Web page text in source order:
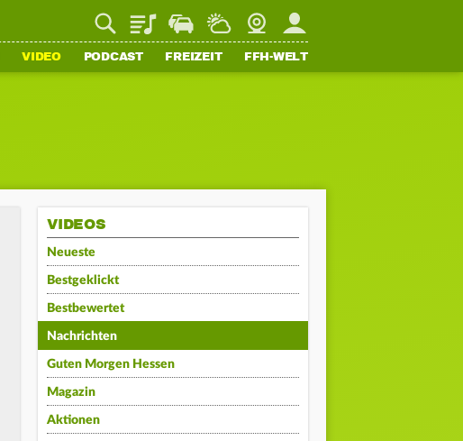
PlaylistStaupilotWetterWebcamMein FFH
VIDEO PODCAST FREIZEIT FFH-WELT
VIDEOS
Neueste
Bestgeklickt
Bestbewertet
Nachrichten
Guten Morgen Hessen
Magazin
Aktionen